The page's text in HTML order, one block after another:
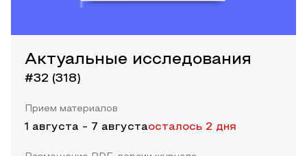
Актуальные исследования
#32 (318)
Прием материалов
1 августа - 7 августаосталось 2 дня